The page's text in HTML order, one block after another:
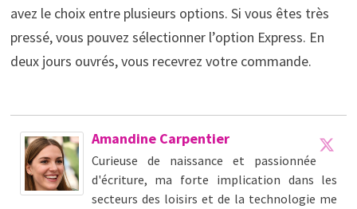
avez le choix entre plusieurs options. Si vous êtes très
pressé, vous pouvez sélectionner l’option Express. En
deux jours ouvrés, vous recevrez votre commande.
Amandine Carpentier
Curieuse de naissance et passionnée
d'écriture, ma forte implication dans les
secteurs des loisirs et de la technologie me